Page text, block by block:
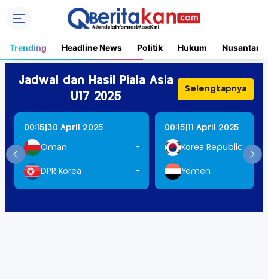
Trending Headline News Politik Hukum Nusantara
Jadwal dan Hasil Piala Asia
U17 2025
Selengkapnya
00:15 30 April 2025
Oman -
DPR Korea -
00:15 11 April 2025
Korea Republic
Yemen